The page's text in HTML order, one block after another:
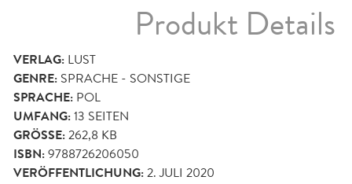
Produkt Details
VERLAG: LUST
GENRE: SPRACHE - SONSTIGE
SPRACHE: POL
UMFANG:13 SEITEN
GRÖSSE: 262,8 KB
ISBN:9788726206050
VERÖFFENTLICHUNG:2. JULI 2020